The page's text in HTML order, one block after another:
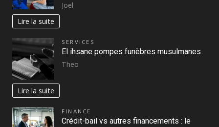
Joel
Lire la suite
SERVICES
El ihsane pompes funèbres musulmanes
Theo
Lire la suite
FINANCE
Crédit-bail vs autres financements : le